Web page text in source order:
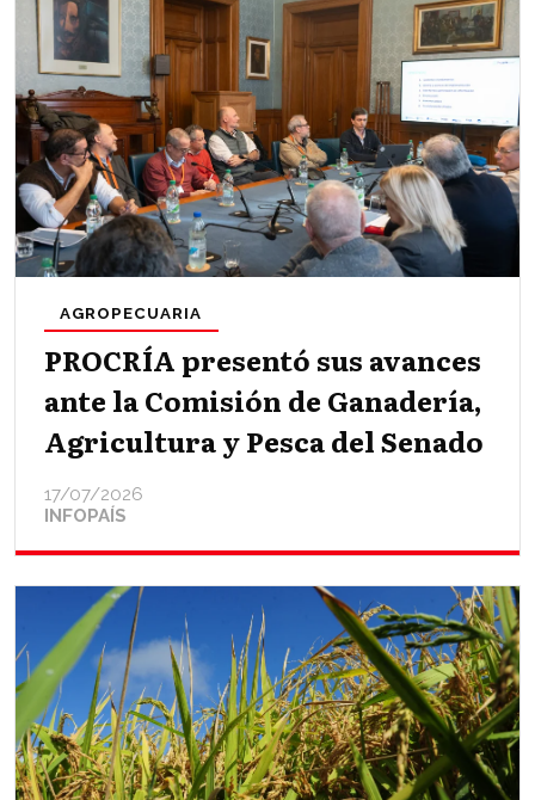
PROCRÍA presentó sus avances
ante la Comisión de Ganadería,
Agricultura y Pesca del Senado
INFOPAÍS
AGROPECUARIA
17/07/2026